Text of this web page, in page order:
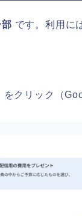
です。利用に
クリック（